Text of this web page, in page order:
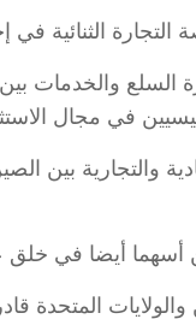
الثنائية في
والتجارية بين
أسهما أيضا في
والولايات